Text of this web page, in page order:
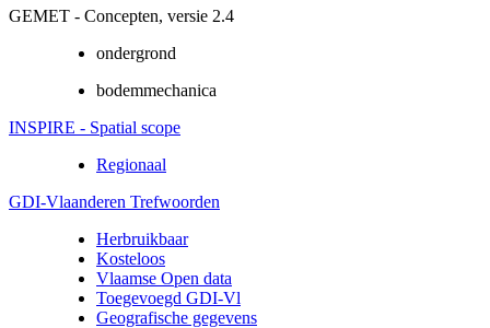
GEMET - Concepten, versie 2.4
ondergrond
bodemmechanica
INSPIRE - Spatial scope
Regionaal
GDI-Vlaanderen Trefwoorden
Herbruikbaar
Kosteloos
Vlaamse Open data
Toegevoegd GDI-Vl
Geografische gegevens